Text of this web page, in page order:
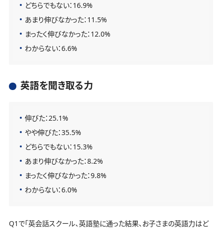
どちらでもない：16.9%
あまり伸びなかった：11.5%
まったく伸びなかった：12.0%
わからない：6.6%
英語を聞き取る力
伸びた：25.1%
やや伸びた：35.5%
どちらでもない：15.3%
あまり伸びなかった：8.2%
まったく伸びなかった：9.8%
わからない：6.0%
Q1で「英会話スクール、英語塾に通った結果、お子さまの英語力はど